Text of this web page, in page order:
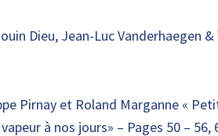
Dieu, Jean-Luc Vanderhaegen
Pirnay et Roland Marganne «
à nos jours» – Pages 50 – 56,